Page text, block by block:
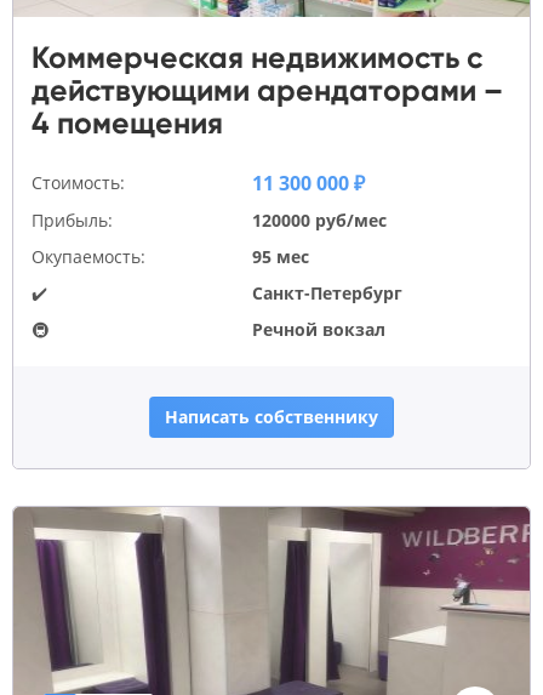
Коммерческая недвижимость с
действующими арендаторами –
4 помещения
Стоимость: 11 300 000 ₽
Прибыль:
120000 руб/мес
Окупаемость:
95 мес
✔️
Санкт-Петербург
🚇
Речной вокзал
Написать собственнику